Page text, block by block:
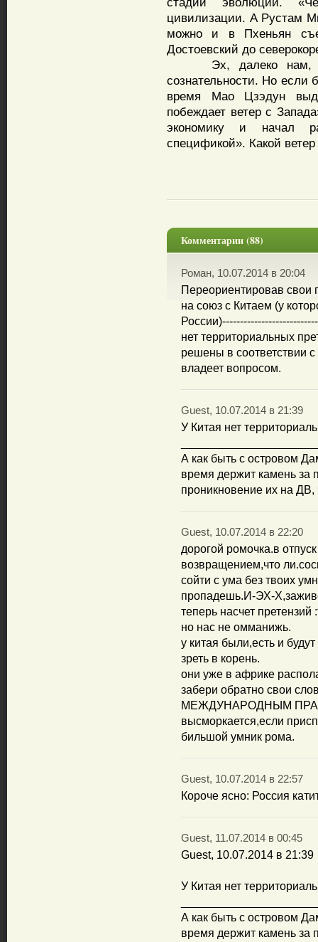
цивилизации. А Рустам
можно и в Пхеньян
Достоевский до
Эх, далеко нам,
сознательности. Но если
время Мао Цзэдун
побеждает ветер с
экономику и начал
спецификой». Какой
Комментарии (88)
Роман, 10.07.2014 в 20:04
Переориентировав свои
на союз с Китаем (у
нет территориальных
решены в соответствии
владеет вопросом.
Guest, 10.07.2014 в 21:39
У Китая нет
А как быть с островом
время держит камень за
проникновение их на ДВ,
Guest, 10.07.2014 в 22:20
дорогой ромочка.в
возвращением,что
сойти с ума без твоих
пропадешь.И-ЭХ-
теперь насчет
но нас не омманижь.
у китая были,есть и
зреть в корень.
они уже в африке
забери обратно свои
МЕЖДУНАРОДНЫМ
высморкается,если
бильшой умник рома.
Guest, 10.07.2014 в 22:57
Короче ясно: Россия
Guest, 11.07.2014 в 00:45
Guest, 10.07.2014 в 21:39
У Китая нет
А как быть с островом
время держит камень за